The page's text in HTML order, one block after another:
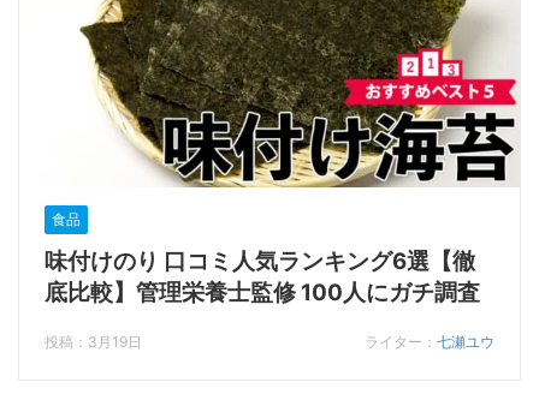
食品
味付けのり 口コミ人気ランキング6選【徹
底比較】管理栄養士監修 100人にガチ調査
投稿：3月19日 ライター：七瀬ユウ